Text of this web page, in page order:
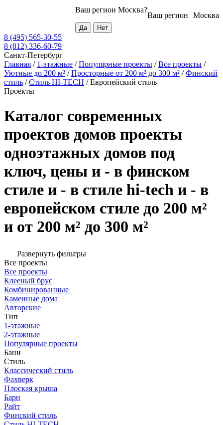
Москва
Ваш регион
Ваш регион Москва?
8 (495) 565-30-55
8 (812) 336-60-79
Санкт-Петербург
Главная / 1-этажные /Популярные проекты /Все проекты /
Уютные до 200 м² /Просторные от 200 м² до 300 м² /Финский
стиль /Стиль HI-TECH /Европейский стиль
Проекты
Каталог современных
проектов домов проекты
одноэтажных домов под
ключ, цены и - в финском
стиле и - в стиле hi-tech и - в
европейском стиле до 200 м²
и от 200 м² до 300 м²
Развернуть фильтры
Все проекты
Все проекты
Клееный брус
Комбинированные
Каменные дома
Авторские
Тип
1-этажные
2-этажные
Популярные проекты
Бани
Стиль
Классический стиль
Фахверк
Плоская крыша
Барн
Райт
Финский стиль